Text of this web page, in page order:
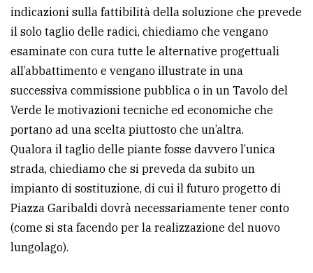
indicazioni sulla fattibilità della soluzione che prevede
il solo taglio delle radici, chiediamo che vengano
esaminate con cura tutte le alternative progettuali
all’abbattimento e vengano illustrate in una
successiva commissione pubblica o in un Tavolo del
Verde le motivazioni tecniche ed economiche che
portano ad una scelta piuttosto che un’altra.
Qualora il taglio delle piante fosse davvero l’unica
strada, chiediamo che si preveda da subito un
impianto di sostituzione, di cui il futuro progetto di
Piazza Garibaldi dovrà necessariamente tener conto
(come si sta facendo per la realizzazione del nuovo
lungolago).